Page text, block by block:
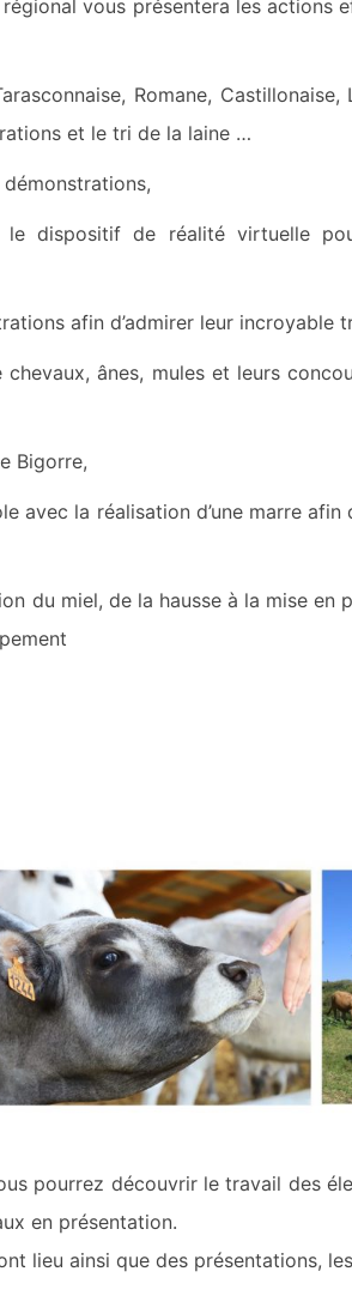
vous présentera les actions
Romane,
et le tri de la laine …
le dispositif de réalité virtuelle
afin d’admirer leur incroyable
ânes, mules et leurs
Bigorre,
avec la réalisation d’une marre
du miel, de la hausse à la mise
pourrez découvrir le travail des
en présentation.
lieu ainsi que des présentations,